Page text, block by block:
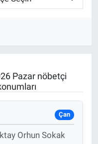
Pazar nöbetçi
Çan
Orhun Sokak